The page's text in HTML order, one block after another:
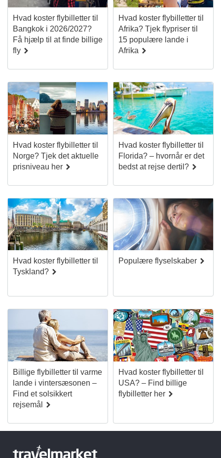
Hvad koster flybilletter til
Bangkok i 2026/2027?
Få hjælp til at finde billige
fly
Hvad koster flybilletter til
Afrika? Tjek flypriser til
15 populære lande i
Afrika
Hvad koster flybilletter til
Norge? Tjek det aktuelle
prisniveau her
Hvad koster flybilletter til
Florida? – hvornår er det
bedst at rejse dertil?
Hvad koster flybilletter til
Tyskland?
Populære flyselskaber
Billige flybilletter til varme
lande i vintersæsonen –
Find et solsikkert
rejsemål
Hvad koster flybilletter til
USA? – Find billige
flybilletter her